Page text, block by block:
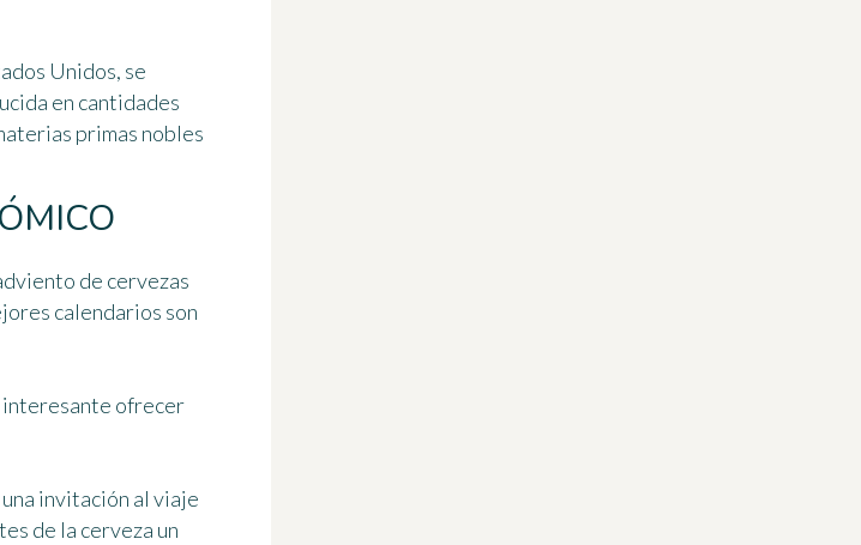
Unidos, se
en cantidades
primas nobles
de cervezas
calendarios son
interesante ofrecer
una invitación al viaje
de la cerveza un